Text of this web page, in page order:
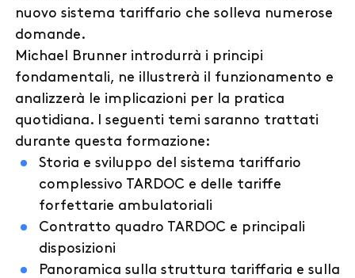
nuovo sistema tariffario che solleva numerose
domande.
Michael Brunner introdurrà i principi
fondamentali, ne illustrerà il funzionamento e
analizzerà le implicazioni per la pratica
quotidiana. I seguenti temi saranno trattati
durante questa formazione:
Storia e sviluppo del sistema tariffario
complessivo TARDOC e delle tariffe
forfettarie ambulatoriali
Contratto quadro TARDOC e principali
disposizioni
Panoramica sulla struttura tariffaria e sulla